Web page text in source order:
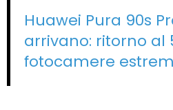
Huawei Pura 90s
arrivano: ritorno al
fotocamere